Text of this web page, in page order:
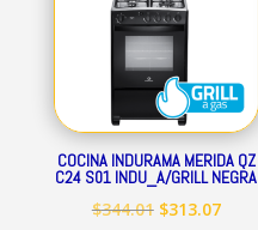
COCINA INDURAMA MERIDA QZ
C24 S01 INDU_A/GRILL NEGRA
$344.01 El
$313.07El